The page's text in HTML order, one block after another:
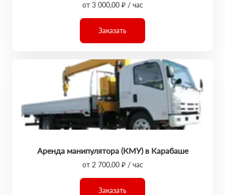
от 3 000,00 ₽ / час
Заказать
Аренда манипулятора (КМУ) в Карабаше
от 2 700,00 ₽ / час
Заказать